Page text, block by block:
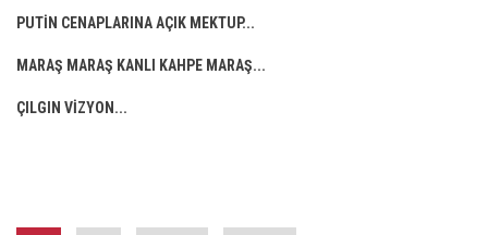
PUTİN CENAPLARINA AÇIK MEKTUP...
MARAŞ MARAŞ KANLI KAHPE MARAŞ...
ÇILGIN VİZYON...